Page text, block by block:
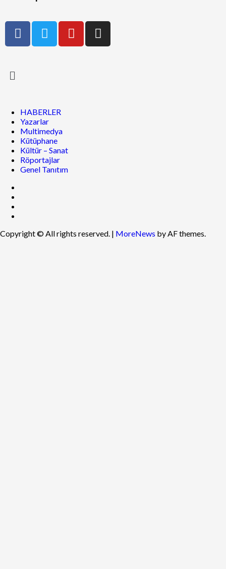
HABERLER
Yazarlar
Multimedya
Kütüphane
Kültür – Sanat
Röportajlar
Genel Tanıtım
Copyright © All rights reserved. | MoreNews by AF themes.